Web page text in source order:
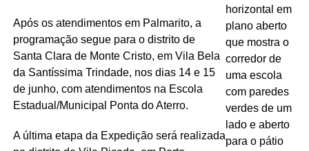
Após os atendimentos em Palmarito, a
programação segue para o distrito de
Santa Clara de Monte Cristo, em Vila Bela
da Santíssima Trindade, nos dias 14 e 15
de junho, com atendimentos na Escola
Estadual/Municipal Ponta do Aterro.
A última etapa da Expedição será realizada